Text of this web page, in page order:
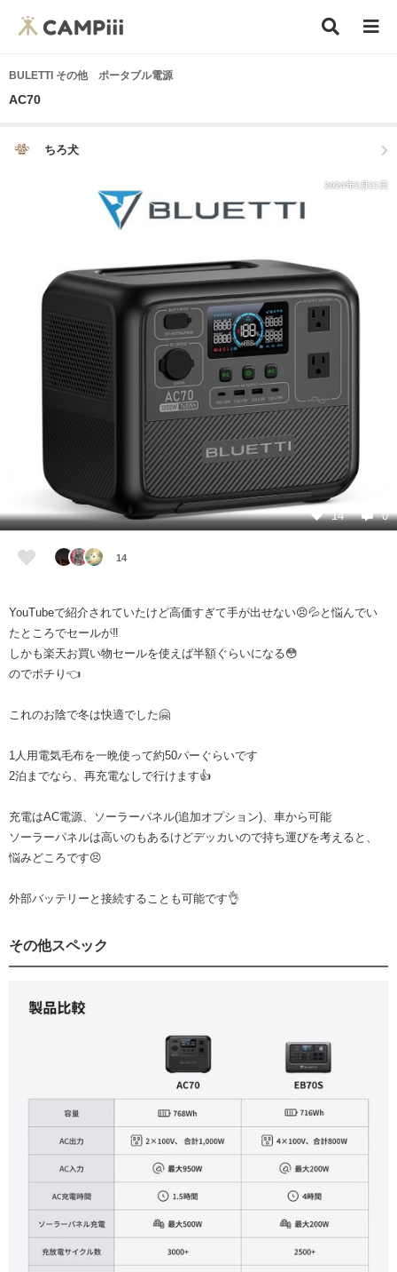
BULETTI その他 ポータブル電源
AC70
ちろ犬
2024年2月21日
14 0
14
YouTubeで紹介されていたけど高価すぎて手が出せない😣💦と悩んでい
たところでセールが‼️
しかも楽天お買い物セールを使えば半額ぐらいになる😳
のでポチり👈
これのお陰で冬は快適でした🤗
1人用電気毛布を一晩使って約50パーぐらいです
2泊までなら、再充電なしで行けます👍
充電はAC電源、ソーラーパネル(追加オプション)、車から可能
ソーラーパネルは高いのもあるけどデッカいので持ち運びを考えると、
悩みどころです😣
外部バッテリーと接続することも可能です👌
その他スペック